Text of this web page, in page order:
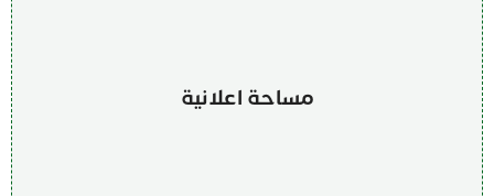
مساحة اعلانية